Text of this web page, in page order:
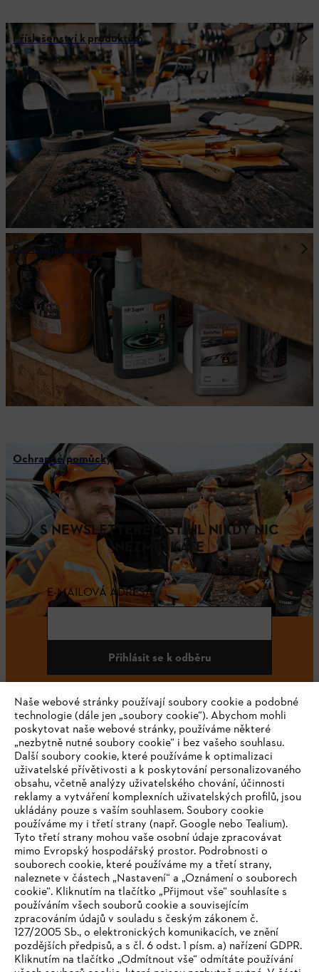
Příslušenství k produktům
Provozní kapaliny
Ochranné pomůcky
S NEWSLETTEREM STIHL NIKDY NIC
NEZMEŠKÁTE
E-MAILOVÁ ADRESA
Přihlásit se k odběru
#STIHL
Společnost
STIHL FAQ
Služby
IHR BROWSER WIRD NICHT
Naše webové stránky používají soubory cookie a podobné
technologie (dále jen „soubory cookie“). Abychom mohli
poskytovat naše webové stránky, používáme některé
„nezbytně nutné soubory cookie“ i bez vašeho souhlasu.
Další soubory cookie, které používáme k optimalizaci
uživatelské přívětivosti a k poskytování personalizovaného
obsahu, včetně analýzy uživatelského chování, účinnosti
reklamy a vytváření komplexních uživatelských profilů, jsou
ukládány pouze s vaším souhlasem. Soubory cookie
používáme my i třetí strany (např. Google nebo Tealium).
Tyto třetí strany mohou vaše osobní údaje zpracovávat
mimo Evropský hospodářský prostor. Podrobnosti o
souborech cookie, které používáme my a třetí strany,
naleznete v částech „Nastavení“ a „Oznámení o souborech
cookie“. Kliknutím na tlačítko „Přijmout vše“ souhlasíte s
používáním všech souborů cookie a souvisejícím
zpracováním údajů v souladu s českým zákonem č.
127/2005 Sb., o elektronických komunikacích, ve znění
pozdějších předpisů, a s čl. 6 odst. 1 písm. a) nařízení GDPR.
Kliknutím na tlačítko „Odmítnout vše“ odmítáte používání